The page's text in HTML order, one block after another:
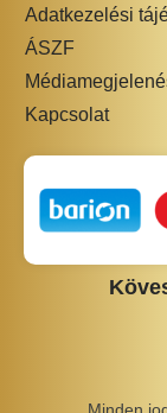
Adatkezelési
ÁSZF
Kapcsolat